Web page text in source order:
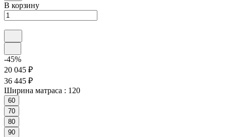
В корзину
-45%
20 045 ₽
36 445 ₽
Ширина матраса : 120
60
70
80
90